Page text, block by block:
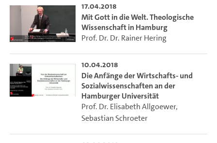
17.04.2018
Mit Gott in die Welt. Theologische
Wissenschaft in Hamburg
Prof. Dr. Dr. Rainer Hering
10.04.2018
Die Anfänge der Wirtschafts- und
Sozialwissenschaften an der
Hamburger Universität
Prof. Dr. Elisabeth Allgoewer,
Sebastian Schroeter